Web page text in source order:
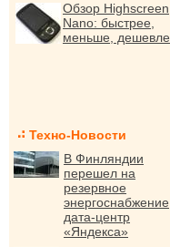
Обзор Highscreen
Nano: быстрее,
меньше, дешевле
Техно-Новости
В Финляндии
перешел на
резервное
энергоснабжение
дата-центр
«Яндекса»